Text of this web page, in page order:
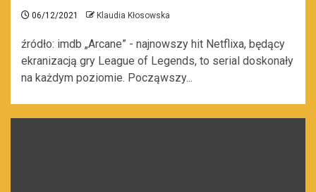
06/12/2021 Klaudia Kłosowska
źródło: imdb „Arcane” - najnowszy hit Netflixa, będący
ekranizacją gry League of Legends, to serial doskonały
na każdym poziomie. Począwszy...